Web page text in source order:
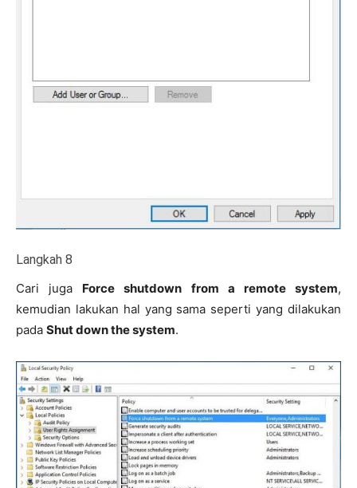
Langkah 8
Cari juga Force shutdown from a remote system,
kemudian lakukan hal yang sama seperti yang dilakukan
pada Shut down the system.